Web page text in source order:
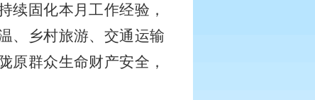
续固化本月工作经验，
、乡村旅游、交通运输
原群众生命财产安全，